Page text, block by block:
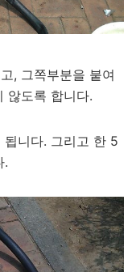
, 그쪽부분을 붙여
않도록 합니다.
니다. 그리고 한 5
.